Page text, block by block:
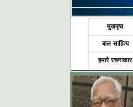
मुखपृष्ठ
बाल साहित्य
हमारे रचनाकार